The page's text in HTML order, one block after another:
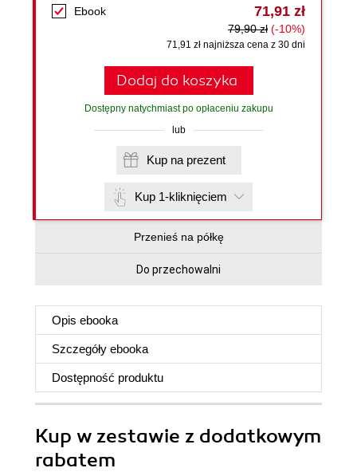
Ebook 71,91 zł
79,90 zł (-10%)
71,91 zł najniższa cena z 30 dni
Dodaj do koszyka
Dostępny natychmiast po opłaceniu zakupu
lub
Kup na prezent
Kup 1-kliknięciem
Przenieś na półkę
Do przechowalni
Opis ebooka
Szczegóły ebooka
Dostępność produktu
Kup w zestawie z dodatkowym
rabatem